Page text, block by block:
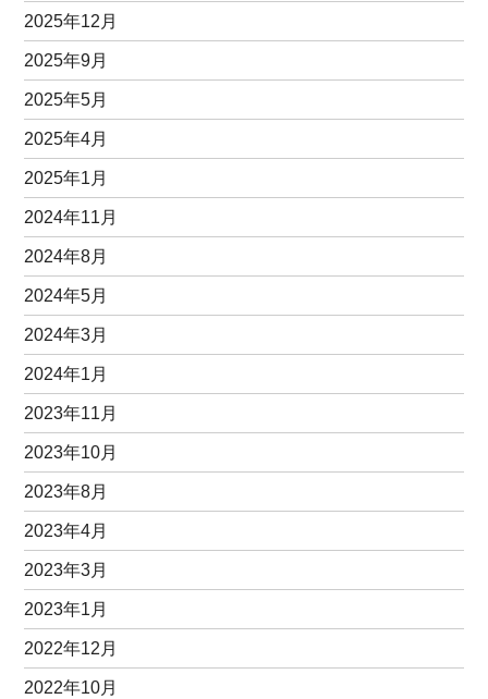
2025年12月
2025年9月
2025年5月
2025年4月
2025年1月
2024年11月
2024年8月
2024年5月
2024年3月
2024年1月
2023年11月
2023年10月
2023年8月
2023年4月
2023年3月
2023年1月
2022年12月
2022年10月